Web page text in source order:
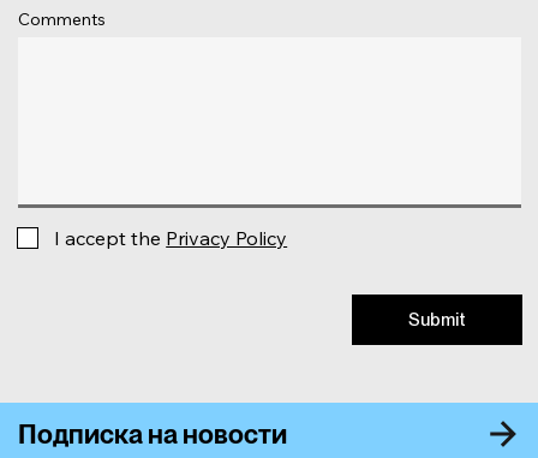
Comments
I accept the Privacy Policy
Submit
Подписка на новости